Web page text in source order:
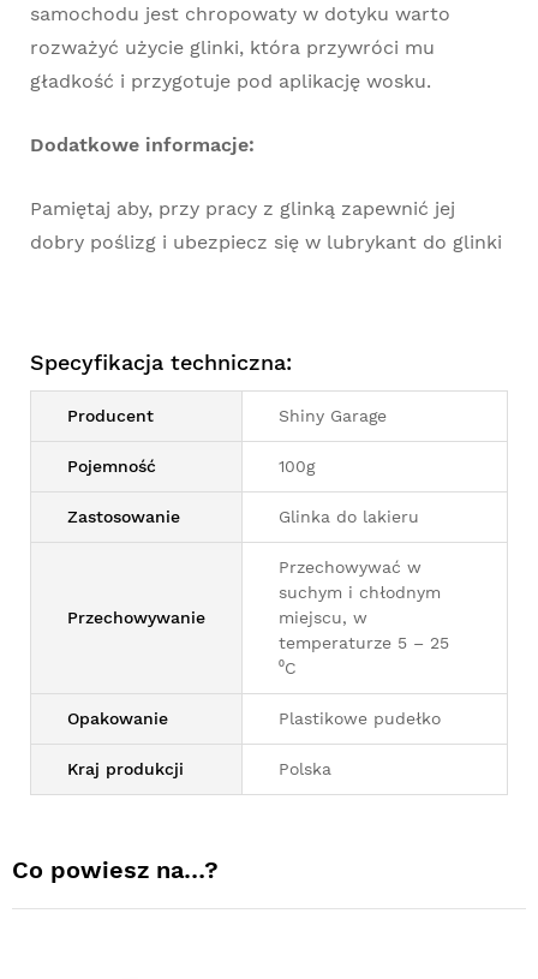
samochodu jest chropowaty w dotyku warto
rozważyć użycie glinki, która przywróci mu
gładkość i przygotuje pod aplikację wosku.
Dodatkowe informacje:
Pamiętaj aby, przy pracy z glinką zapewnić jej
dobry poślizg i ubezpiecz się w lubrykant do glinki
Specyfikacja techniczna:
Producent Shiny Garage
Pojemność 100g
Zastosowanie Glinka do lakieru
Przechowywanie
Przechowywać w
suchym i chłodnym
miejscu, w
temperaturze 5 – 25
⁰C
Opakowanie Plastikowe pudełko
Kraj produkcji Polska
Co powiesz na…?